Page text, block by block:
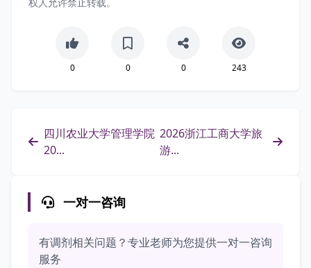
0 0 0 243
四川农业大学管理学院
20...
2026浙江工商大学旅
游...
一对一咨询
有调剂相关问题？专业老师为您提供一对一咨询
服务